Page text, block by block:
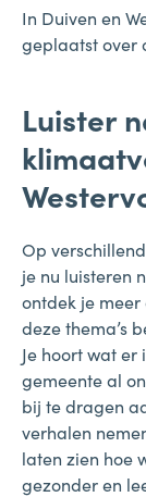
In Duiven en
geplaatst over
Luister
Op
je nu luisteren
ontdek je
deze thema’s
Je hoort wat
gemeente al
bij te dragen
verhalen
laten zien hoe
gezonder en